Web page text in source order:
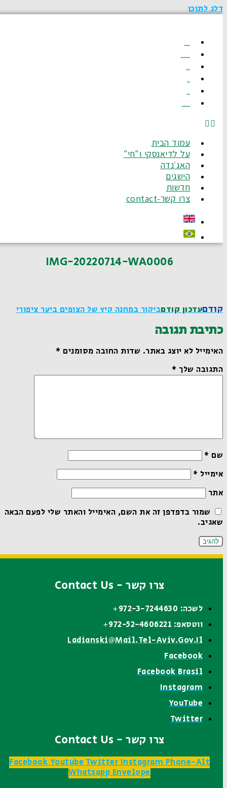
דלג לתוכן
עמוד הבית
על לדיאנסקי ו"חי"
האג׳נדה
הישגים
חדשות
צרו קשר-contact
IMG-20220714-WA0006
קודםעדכון קודםביקור במחנה קיץ של הצופים ביער ציפורי
כתיבת תגובה
האימייל לא יוצג באתר.שדות החובה מסומנים*
התגובה שלך*
שם*
אימייל*
אתר
שמור בדפדפן זה את השם, האימייל והאתר שלי לפעם הבאה
שאגיב.
צרו קשר - Contact Us
לשכה: 972-3-7244630+
ווטסאפ: 972-52-4606221+
Ladianski@mail.tel-Aviv.gov.il
Facebook
Facebook Brasil
Instagram
YouTube
Twitter
צרו קשר - Contact Us
FacebookYoutubeTwitterInstagramPhone-Alt
WhatsappEnvelope